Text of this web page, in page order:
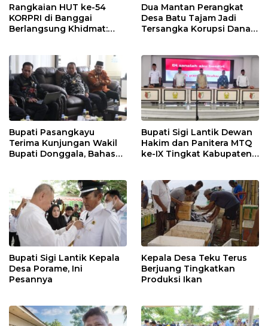
Rangkaian HUT ke-54
KORPRI di Banggai
Berlangsung Khidmat:
Dua Mantan Perangkat
Desa Batu Tajam Jadi
Tersangka Korupsi Dana
Bupati Pasangkayu
Terima Kunjungan Wakil
Bupati Donggala, Bahas
Bupati Sigi Lantik Dewan
Hakim dan Panitera MTQ
ke-IX Tingkat Kabupaten
Bupati Sigi Lantik Kepala
Desa Porame, Ini
Pesannya
Kepala Desa Teku Terus
Berjuang Tingkatkan
Produksi Ikan